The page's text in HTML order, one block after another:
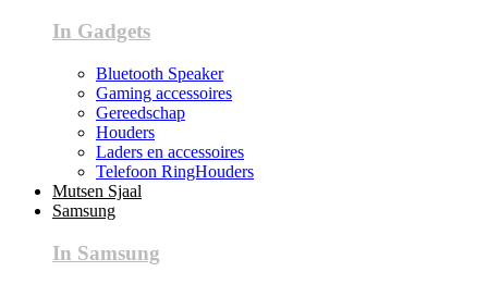
In Gadgets
Bluetooth Speaker
Gaming accessoires
Gereedschap
Houders
Laders en accessoires
Telefoon RingHouders
Mutsen Sjaal
Samsung
In Samsung